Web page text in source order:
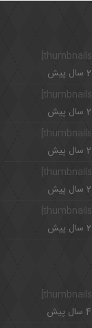
2 سال پیش
2 سال پیش
2 سال پیش
2 سال پیش
2 سال پیش
4 سال پیش